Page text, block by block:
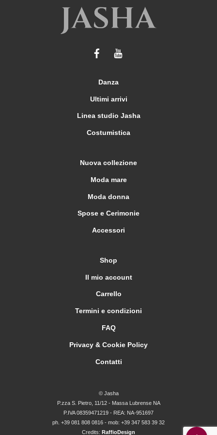
opzioni
possono
essere
nella
prodotto
Danza
Ultimi arrivi
Linea studio Jasha
Costumistica
Nuova collezione
Moda mare
Moda donna
Spose e Cerimonie
Accessori
Shop
Il mio account
Carrello
Termini e condizioni
FAQ
Privacy & Cookie Policy
Contatti
© Jasha
P.zza S. Pietro, 11/12 - Massa Lubrense NA
P.IVA 08359471219 - REA: NA-951697
ph. +39 081 808 0816 - mob: +39 347 583 39 32
Credits: RaffioDesign